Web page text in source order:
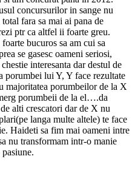
concursurilor in sange nu
fara sa mai ai pana de
ptr ca altfel ii foarte greu.
bucuros sa am cui sa
se gasesc oameni seriosi,
interesanta dar destul de
porumbei lui Y, Y face rezultate
majoritatea porumbeilor de la X
porumbeii de la el….da
alti crescatori dar de X nu
langa multe altele) te face
Haideti sa fim mai oameni intre
nu transformam intr-o manie